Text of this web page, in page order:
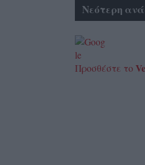
Νεότερη
Προσθέστε το